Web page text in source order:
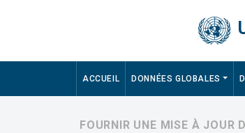
Main navigation
ACCUEIL DONNÉES GLOBALES
FOURNIR UNE MISE À JOUR